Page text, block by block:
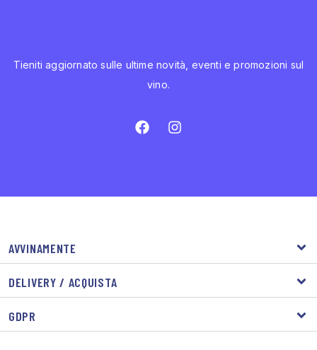
Tieniti aggiornato sulle ultime novità, eventi e promozioni sul
vino.
AVVINAMENTE
DELIVERY / ACQUISTA
GDPR